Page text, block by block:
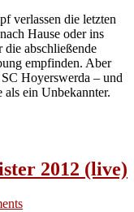
verlassen die letzten
Hause oder ins
abschließende
empfinden. Aber
Hoyerswerda – und
als ein Unbekannter.
2012 (live)